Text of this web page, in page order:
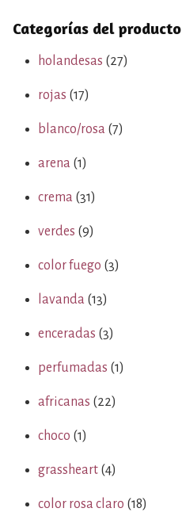
Categorías del producto
holandesas (27)
rojas (17)
blanco/rosa (7)
arena (1)
crema (31)
verdes (9)
color fuego (3)
lavanda (13)
enceradas (3)
perfumadas (1)
africanas (22)
choco (1)
grassheart (4)
color rosa claro (18)